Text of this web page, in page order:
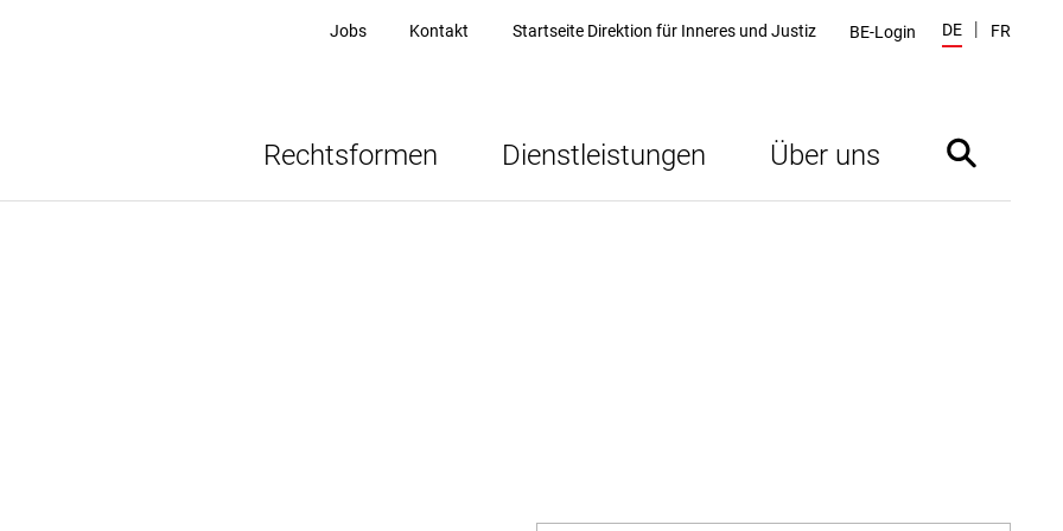
Jobs Kontakt Startseite Direktion für Inneres und Justiz BE-Login DE FR
Rechtsformen Dienstleistungen Über uns Suche ein-